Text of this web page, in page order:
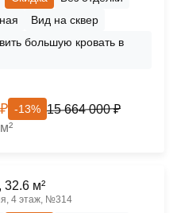
Вид на сквер
большую кровать в
-13% 15 664 000 ₽
32.6 м²
4 этаж, №314